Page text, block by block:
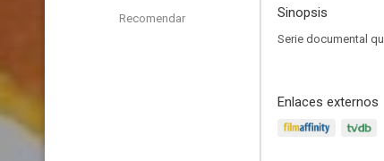
Recomendar Sinopsis
Serie documental
Enlaces externos